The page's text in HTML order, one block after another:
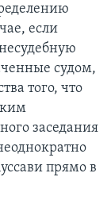
если
судом,
того, что
заседания
прямо в